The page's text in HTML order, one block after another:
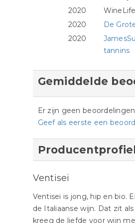
2020
2020
De
2020
tannins
Gemiddelde
Er zijn geen
Geef als eerste een
Ventisei
Ventisei is jong, hip en bio.
de Italiaanse wijn. Dat zit
kreeg de liefde voor wijn